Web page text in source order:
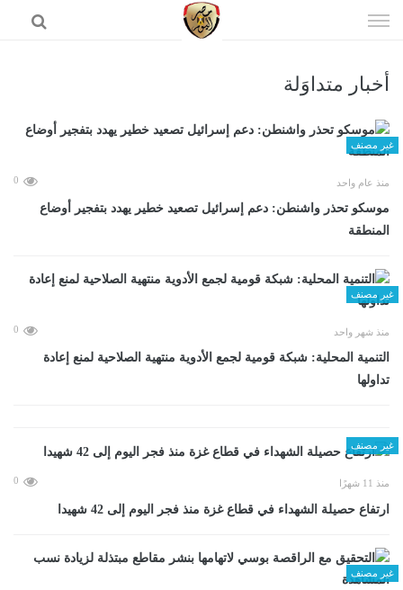
الى
أخبار متداوَلة
غير مصنف
منذ عام واحد 0
موسكو تحذر واشنطن: دعم إسرائيل تصعيد خطير يهدد بتفجير أوضاع
المنطقة
غير مصنف
منذ شهر واحد 0
التنمية المحلية: شبكة قومية لجمع الأدوية منتهية الصلاحية لمنع إعادة
تداولها
غير مصنف
منذ 11 شهرًا 0
ارتفاع حصيلة الشهداء في قطاع غزة منذ فجر اليوم إلى 42 شهيدا
غير مصنف